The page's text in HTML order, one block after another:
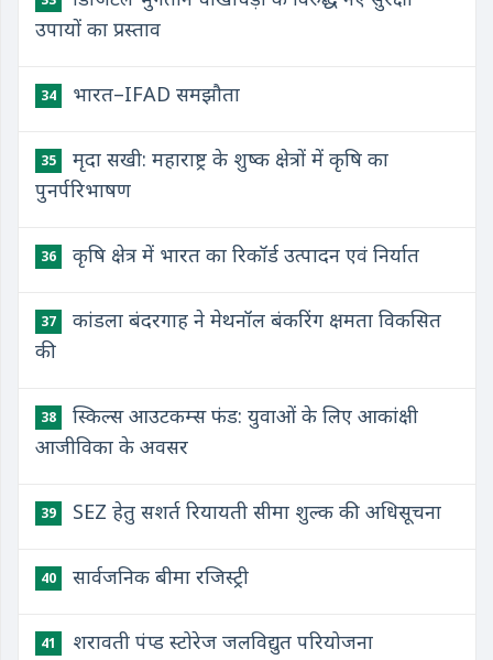
उपायों का प्रस्ताव
34 भारत–IFAD समझौता
35
मृदा सखी: महाराष्ट्र के शुष्क क्षेत्रों में कृषि का
पुनर्परिभाषण
36 कृषि क्षेत्र में भारत का रिकॉर्ड उत्पादन एवं निर्यात
37
कांडला बंदरगाह ने मेथनॉल बंकरिंग क्षमता विकसित
की
38
स्किल्स आउटकम्स फंड: युवाओं के लिए आकांक्षी
आजीविका के अवसर
39 SEZ हेतु सशर्त रियायती सीमा शुल्क की अधिसूचना
40 सार्वजनिक बीमा रजिस्ट्री
41 शरावती पंप्ड स्टोरेज जलविद्युत परियोजना